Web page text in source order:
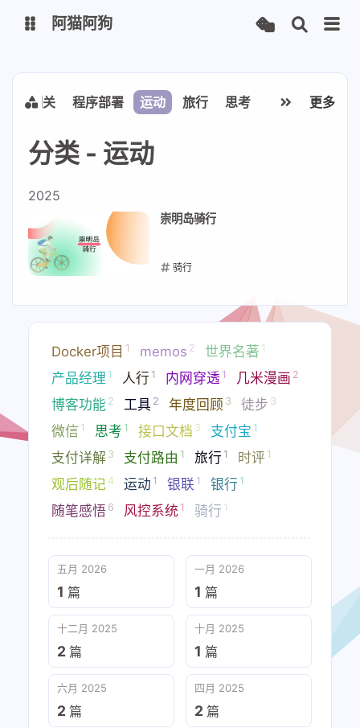
博客 今日热榜
网址导航
站点检测
食用手册
阿猫阿狗
博客相关 程序部署 运动 旅行 思考 产品经理更多
分类 - 运动
2025
崇明岛骑行
骑行
Docker项目 1 memos 2 世界名著 1
产品经理 1 人行 1 内网穿透 1 几米漫画 2
博客功能 2 工具 2 年度回顾 3 徒步 3
微信 1 思考 1 接口文档 3 支付宝 1
支付详解 3 支付路由 1 旅行 1 时评 1
观后随记 4 运动 1 银联 1 银行 1
随笔感悟 6 风控系统 1 骑行 1
五月 2026
1 篇
一月 2026
1 篇
十二月 2025
2 篇
十月 2025
1 篇
六月 2025
2 篇
四月 2025
2 篇